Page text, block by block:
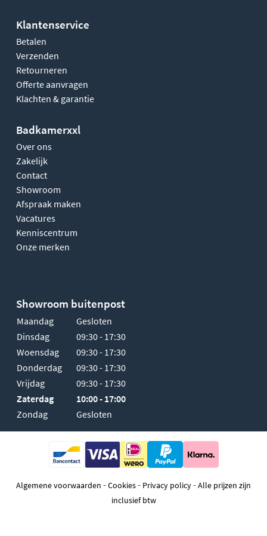
Klantenservice
Betalen
Verzenden
Retourneren
Offerte aanvragen
Klachten & garantie
Badkamerxxl
Over ons
Zakelijk
Contact
Showroom
Afspraak maken
Vacatures
Kenniscentrum
Onze merken
Showroom buitenpost
Maandag
Gesloten
Dinsdag
09:30 - 17:30
Woensdag
09:30 - 17:30
Donderdag
09:30 - 17:30
Vrijdag
09:30 - 17:30
Zaterdag
10:00 - 17:00
Zondag
Gesloten
Algemene voorwaarden -Cookies- Privacy policy-Alle prijzen zijn
inclusief btw